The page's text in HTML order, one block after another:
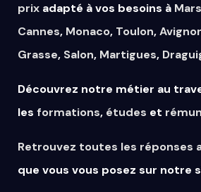
prix adapté à vos besoins à
Cannes, Monaco, Toulon,
Grasse, Salon, Martigues,
Découvrez notre métier au
les formations, études et
Retrouvez toutes les réponses
que vous vous posez sur notre